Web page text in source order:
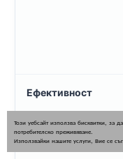
Този уебсайт използва бисквитки, за
потребителско преживяване.
Използвайки нашите услуги, Вие се
Ефективност